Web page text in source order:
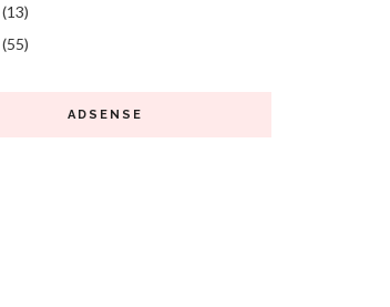
(13)
(55)
ADSENSE